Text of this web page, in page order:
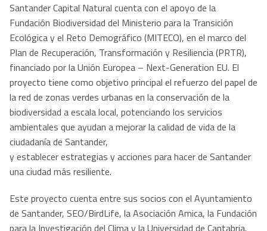
Santander Capital Natural cuenta con el apoyo de la
Fundación Biodiversidad del Ministerio para la Transición
Ecológica y el Reto Demográfico (MITECO), en el marco del
Plan de Recuperación, Transformación y Resiliencia (PRTR),
financiado por la Unión Europea – Next-Generation EU. El
proyecto tiene como objetivo principal el refuerzo del papel de
la red de zonas verdes urbanas en la conservación de la
biodiversidad a escala local, potenciando los servicios
ambientales que ayudan a mejorar la calidad de vida de la
ciudadanía de Santander,
y establecer estrategias y acciones para hacer de Santander
una ciudad más resiliente.
Este proyecto cuenta entre sus socios con el Ayuntamiento
de Santander, SEO/BirdLife, la Asociación Amica, la Fundación
para la Investigación del Clima y la Universidad de Cantabria.